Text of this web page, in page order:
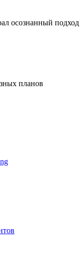
осознанный подход
планов